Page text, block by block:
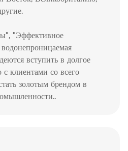
"Эффективное
вступить в долгое
с клиентами со всего
золотым брендом в